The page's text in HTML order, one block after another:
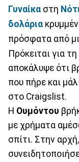
Γυναίκα στη
δολάρια
πρόσφατα από
Πρόκειται για τη
αποκάλυψε ότι
που πήρε και
στο Craigslist.
Η Ουμόντου
με χρήματα
σπίτι. Στην